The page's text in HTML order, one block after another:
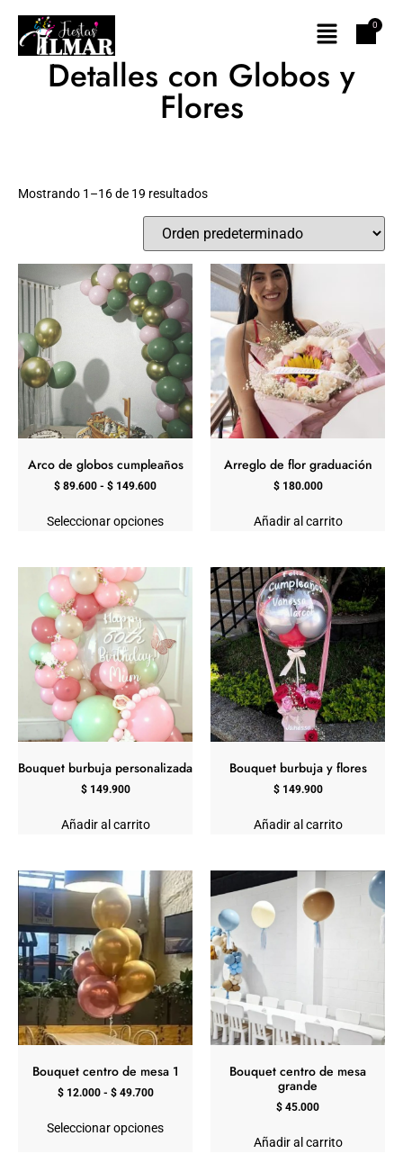
Detalles con Globos y
Flores
Mostrando 1–16 de 19 resultados
Arco de globos cumpleaños
$ 89.600 - $ 149.600
Seleccionar opciones
Arreglo de flor graduación
$180.000
Añadir al carrito
Bouquet burbuja personalizada
$149.900
Añadir al carrito
Bouquet burbuja y flores
$149.900
Añadir al carrito
Bouquet centro de mesa 1
$12.000 - $49.700
Seleccionar opciones
Bouquet centro de mesa
grande
$ 45.000
Añadir al carrito